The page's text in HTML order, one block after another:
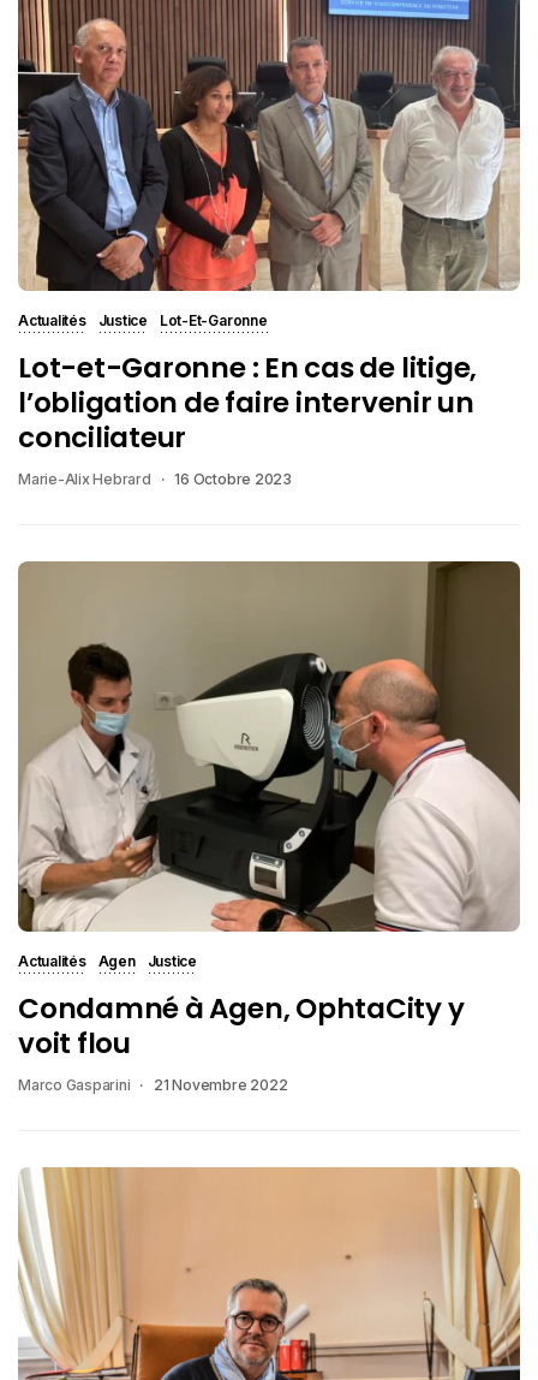
Actualités Justice Lot-Et-Garonne
Lot-et-Garonne : En cas de litige,
l’obligation de faire intervenir un
conciliateur
Marie-Alix Hebrard 16 Octobre 2023
Actualités Agen Justice
Condamné à Agen, OphtaCity y
voit flou
Marco Gasparini 21 Novembre 2022